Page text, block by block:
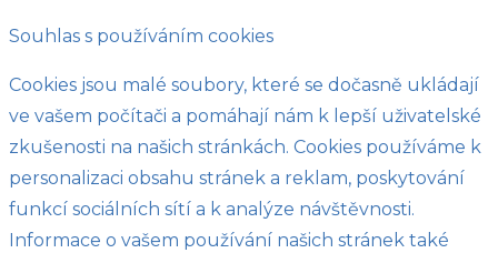
Souhlas s používáním cookies
Cookies jsou malé soubory, které se dočasně ukládají
ve vašem počítači a pomáhají nám k lepší uživatelské
zkušenosti na našich stránkách. Cookies používáme k
personalizaci obsahu stránek a reklam, poskytování
funkcí sociálních sítí a k analýze návštěvnosti.
Informace o vašem používání našich stránek také